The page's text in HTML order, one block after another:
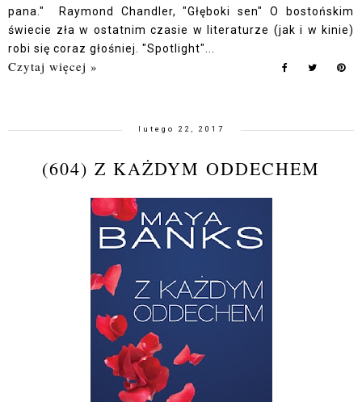
pana." Raymond Chandler, "Głęboki sen" O bostońskim
świecie zła w ostatnim czasie w literaturze (jak i w kinie)
robi się coraz głośniej. "Spotlight"...
Czytaj więcej »
lutego 22, 2017
(604) Z KAŻDYM ODDECHEM